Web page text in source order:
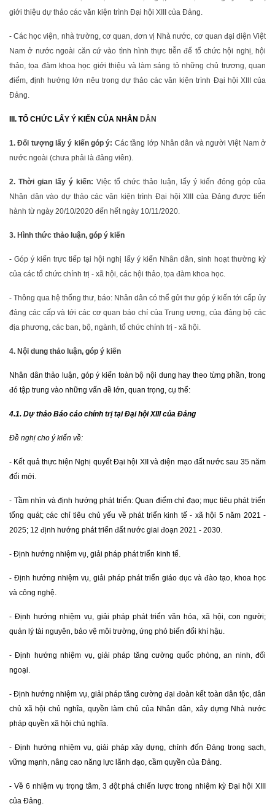
giới thiệu dự thảo các văn kiện trình Đại hội XIII của Đảng.
- Các học viện, nhà trường, cơ quan, đơn vị Nhà nước, cơ quan đại diện Việt
Nam ở nước ngoài căn cứ vào tình hình thực tiễn để tổ chức hội nghị, hội
thảo, tọa đàm khoa học giới thiệu và làm sáng tỏ những chủ trương, quan
điểm, định hướng lớn nêu trong dự thảo các văn kiện trình Đại hội XIII của
Đảng.
III. TỔ CHỨC LẤY Ý KIẾN CỦA NHÂN DÂN
1. Đối tượng lấy ý kiến góp ý: Các tầng lớp Nhân dân và người Việt Nam ở
nước ngoài (chưa phải là đảng viên).
2. Thời gian lấy ý kiến: Việc tổ chức thảo luận, lấy ý kiến đóng góp của
Nhân dân vào dự thảo các văn kiện trình Đại hội XIII của Đảng được tiến
hành từ ngày 20/10/2020 đến hết ngày 10/11/2020.
3. Hình thức thảo luận, góp ý kiến
- Góp ý kiến trực tiếp tại hội nghị lấy ý kiến Nhân dân, sinh hoạt thường kỳ
của các tổ chức chính trị - xã hội, các hội thảo, tọa đàm khoa học.
- Thông qua hệ thống thư, báo: Nhân dân có thể gửi thư góp ý kiến tới cấp ủy
đảng các cấp và tới các cơ quan báo chí của Trung ương, của đảng bộ các
địa phương, các ban, bộ, ngành, tổ chức chính trị - xã hội.
4. Nội dung thảo luận, góp ý kiến
Nhân dân thảo luận, góp ý kiến toàn bộ nội dung hay theo từng phần, trong
đó tập trung vào những vấn đề lớn, quan trọng, cụ thể:
4.1. Dự thảo Báo cáo chính trị tại Đại hội XIII của Đảng
Đề nghị cho ý kiến về:
- Kết quả thực hiện Nghị quyết Đại hội XII và diện mạo đất nước sau 35 năm
đổi mới.
- Tầm nhìn và định hướng phát triển: Quan điểm chỉ đạo; mục tiêu phát triển
tổng quát; các chỉ tiêu chủ yếu về phát triển kinh tế - xã hội 5 năm 2021 -
2025; 12 định hướng phát triển đất nước giai đoạn 2021 - 2030.
- Định hướng nhiệm vụ, giải pháp phát triển kinh tế.
- Định hướng nhiệm vụ, giải pháp phát triển giáo dục và đào tạo, khoa học
và công nghệ.
- Định hướng nhiệm vụ, giải pháp phát triển văn hóa, xã hội, con người;
quản lý tài nguyên, bảo vệ môi trường, ứng phó biến đổi khí hậu.
- Định hướng nhiệm vụ, giải pháp tăng cường quốc phòng, an ninh, đối
ngoại.
- Định hướng nhiệm vụ, giải pháp tăng cường đại đoàn kết toàn dân tộc, dân
chủ xã hội chủ nghĩa, quyền làm chủ của Nhân dân, xây dựng Nhà nước
pháp quyền xã hội chủ nghĩa.
- Định hướng nhiệm vụ, giải pháp xây dựng, chỉnh đốn Đảng trong sạch,
vững mạnh, nâng cao năng lực lãnh đạo, cầm quyền của Đảng.
- Về 6 nhiệm vụ trọng tâm, 3 đột phá chiến lược trong nhiệm kỳ Đại hội XIII
của Đảng.